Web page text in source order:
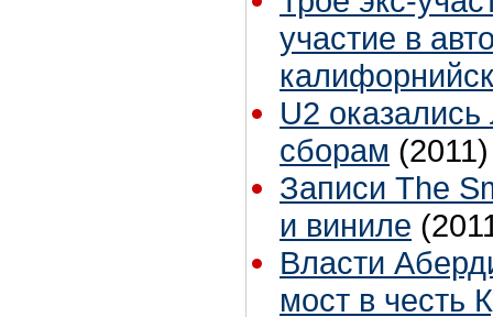
участие в
U2
сборам (2011)
Записи The
и виниле
Власти
мост в честь